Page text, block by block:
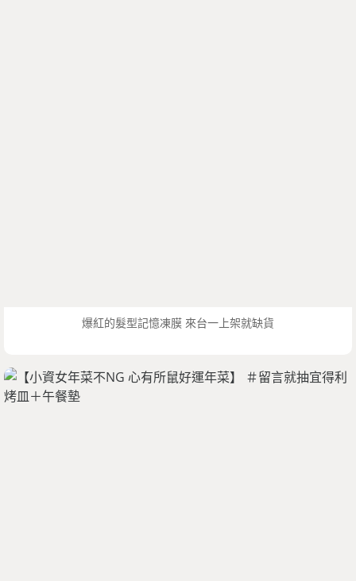
爆紅的髮型記憶凍膜 來台一上架就缺貨